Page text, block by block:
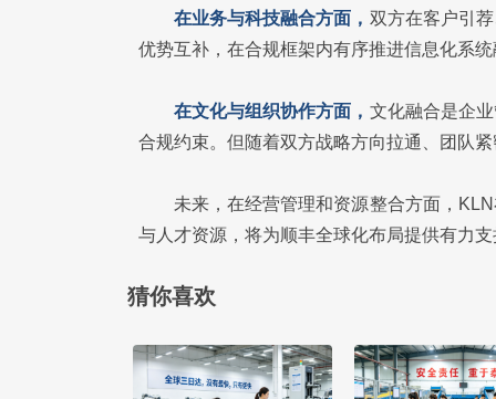
在业务与科技融合方面， 双方在客户引
优势互补，在合规框架内有序推进信息化系
在文化与组织协作方面， 文化融合是企
合规约束。但随着双方战略方向拉通、团队
未来，在经营管理和资源整合方面，
与人才资源，将为顺丰全球化布局提供有力
猜你喜欢